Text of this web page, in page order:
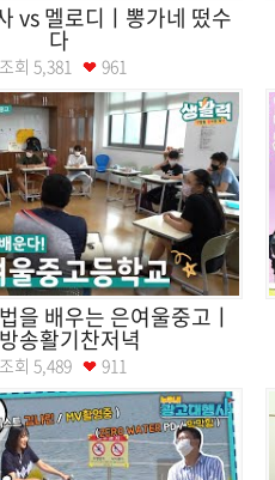
vs 멜로디ㅣ뽕가네 떴수
다
조회 5,381 961
을 배우는 은여울중고ㅣ
송활기찬저녁
조회 5,489 911